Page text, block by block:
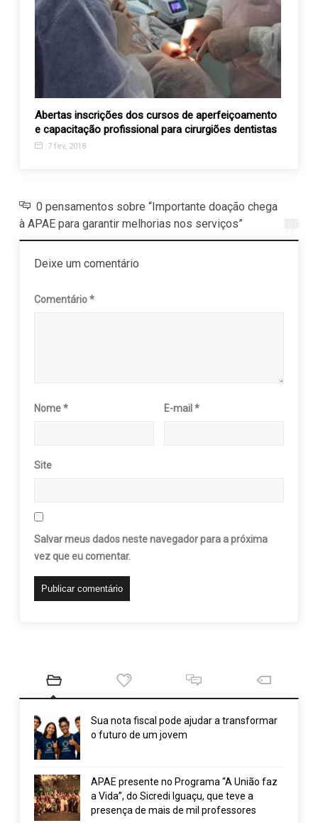
Abertas inscrições dos cursos de aperfeiçoamento
e capacitação profissional para cirurgiões dentistas
7 fev, 2018
0 pensamentos sobre “Importante doação chega
à APAE para garantir melhorias nos serviços”
Deixe um comentário
Comentário*
Nome* E-mail*
Site
Salvar meus dados neste navegador para a próxima
vez que eu comentar.
Sua nota fiscal pode ajudar a transformar
o futuro de um jovem
APAE presente no Programa “A União faz
a Vida”, do Sicredi Iguaçu, que teve a
presença de mais de mil professores